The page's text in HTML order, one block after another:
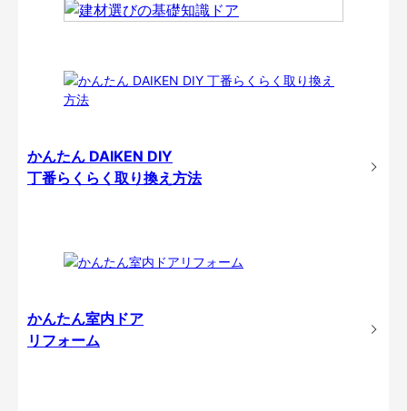
かんたん DAIKEN DIY
丁番らくらく取り換え方法
かんたん室内ドア
リフォーム